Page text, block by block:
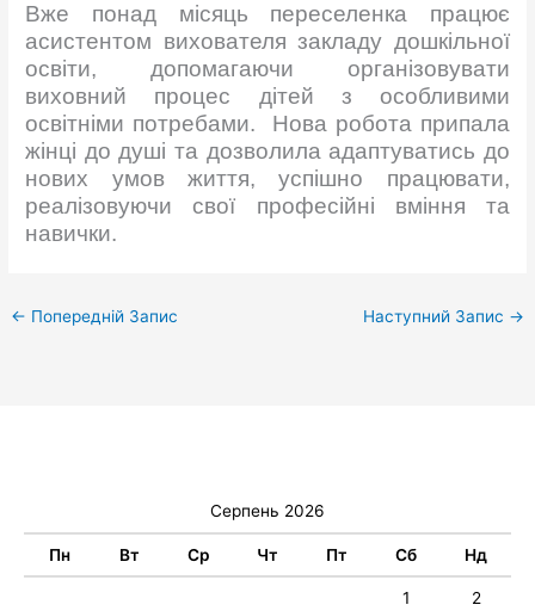
Вже понад місяць переселенка працює
асистентом вихователя закладу дошкільної
освіти, допомагаючи організовувати
виховний процес дітей з особливими
освітніми потребами. Нова робота припала
жінці до душі та дозволила адаптуватись до
нових умов життя, успішно працювати,
реалізовуючи свої професійні вміння та
навички.
← Попередній Запис Наступний Запис →
Серпень 2026
Пн Вт Ср Чт Пт Сб Нд
1
2